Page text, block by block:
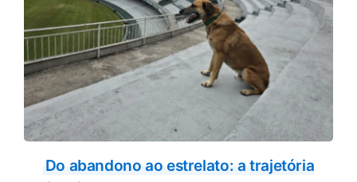
Do abandono ao estrelato: a trajetória